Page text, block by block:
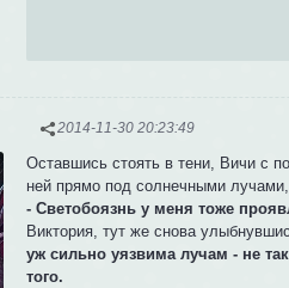
2014-11-30 20:23:49
Оставшись стоять в тени, Вичи с
ней прямо под солнечными
- Светобоязнь у меня тоже
Виктория, тут же снова
уж сильно уязвима лучам - не
того.